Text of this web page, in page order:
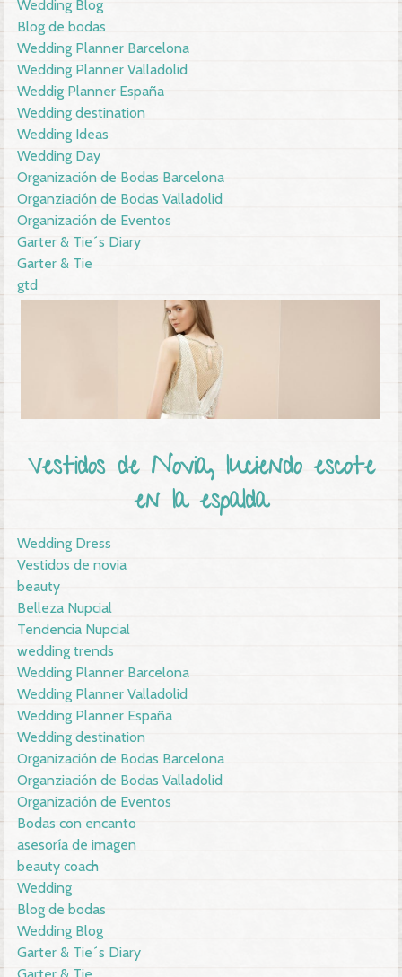
Wedding Blog
Blog de bodas
Wedding Planner Barcelona
Wedding Planner Valladolid
Weddig Planner España
Wedding destination
Wedding Ideas
Wedding Day
Organización de Bodas Barcelona
Organziación de Bodas Valladolid
Organización de Eventos
Garter & Tie´s Diary
Garter & Tie
gtd
Vestidos de Novia, luciendo escote
en la espalda
Wedding Dress
Vestidos de novia
beauty
Belleza Nupcial
Tendencia Nupcial
wedding trends
Wedding Planner Barcelona
Wedding Planner Valladolid
Wedding Planner España
Wedding destination
Organización de Bodas Barcelona
Organziación de Bodas Valladolid
Organización de Eventos
Bodas con encanto
asesoría de imagen
beauty coach
Wedding
Blog de bodas
Wedding Blog
Garter & Tie´s Diary